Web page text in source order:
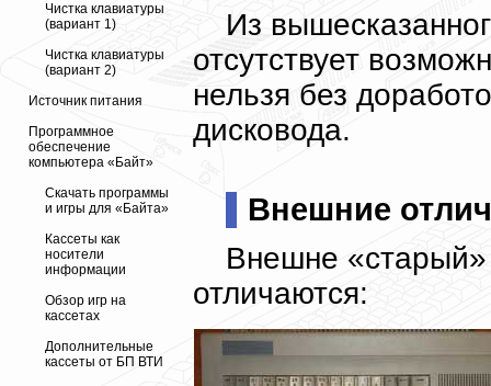
Чистка клавиатуры
(вариант 1)
Чистка клавиатуры
(вариант 2)
Источник питания
Программное
обеспечение
компьютера «Байт»
Скачать программы
и игры для «Байта»
Кассеты как
носители
информации
Обзор игр на
кассетах
Дополнительные
кассеты от БП ВТИ
Из
отсутствует
нельзя без
дисковода.
Внешние
Внешне
отличаются: